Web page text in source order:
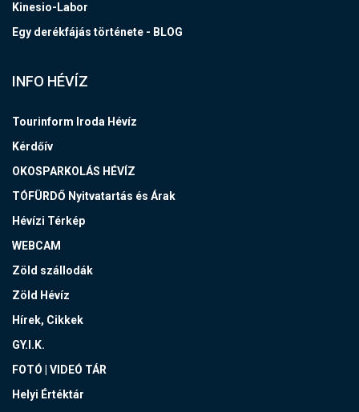
Kinesio-Labor
Egy derékfájás története - BLOG
INFO HÉVÍZ
Tourinform Iroda Hévíz
Kérdőív
OKOSPARKOLÁS HÉVÍZ
TÓFÜRDŐ Nyitvatartás és Árak
Hévízi Térkép
WEBCAM
Zöld szállodák
Zöld Hévíz
Hírek, Cikkek
GY.I.K.
FOTÓ | VIDEÓ TÁR
Helyi Értéktár